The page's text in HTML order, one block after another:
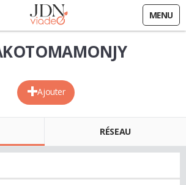
MENU
Ajouter
RÉSEAU